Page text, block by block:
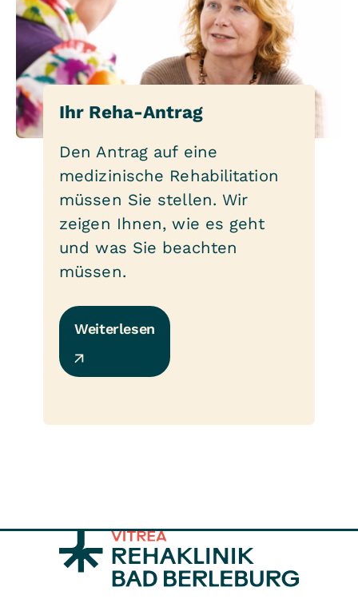
Ihr Reha-Antrag
Den Antrag auf eine
medizinische Rehabilitation
müssen Sie stellen. Wir
zeigen Ihnen, wie es geht
und was Sie beachten
müssen.
Weiterlesen